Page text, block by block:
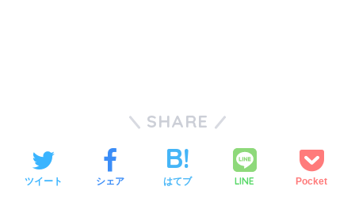
SHARE
ツイート シェア はてブ LINE Pocket